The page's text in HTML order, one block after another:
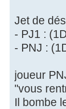
Jet de
- PJ1 :
- PNJ :
joueur
"vous
Il bombe